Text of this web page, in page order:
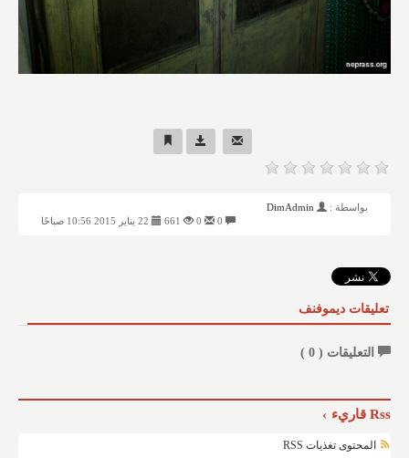
بواسطة :
DimAdmin
661
تعليقات ديموفنف
التعليقات ( 0
)
Rss قاريء
المحتوى تغذيات RSS